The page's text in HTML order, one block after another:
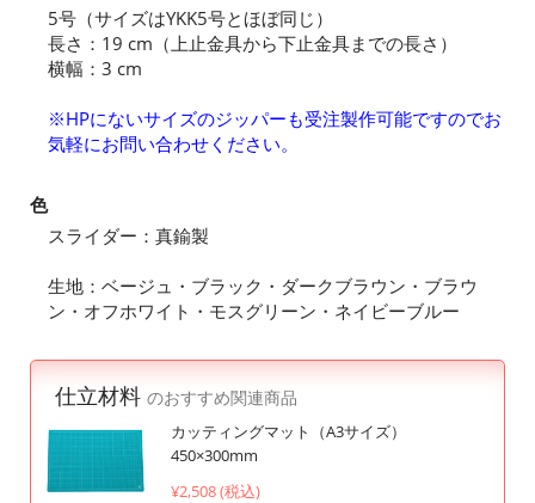
5号（サイズはYKK5号とほぼ同じ）
長さ：19 cm（上止金具から下止金具までの長さ）
横幅：3 cm
※HPにないサイズのジッパーも受注製作可能ですのでお
気軽にお問い合わせください。
色
スライダー：真鍮製
生地：ベージュ・ブラック・ダークブラウン・ブラウ
ン・オフホワイト・モスグリーン・ネイビーブルー
仕立材料 のおすすめ関連商品
カッティングマット（A3サイズ）
450×300mm
¥2,508 (税込)